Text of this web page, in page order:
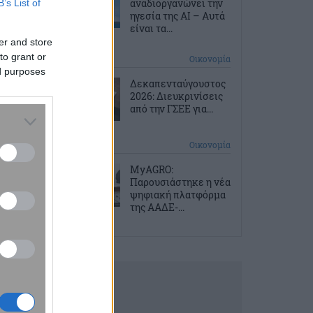
List of
and store
grant or
purposes
αναδιοργανώνει την
ηγεσία της AI – Αυτά
είναι τα...
2 ώρες πριν Οικονομία
Δεκαπενταύγουστος
2026: Διευκρινίσεις
από την ΓΣΕΕ για...
Οικονομία
ΜyAGRO:
Παρουσιάστηκε η νέα
ψηφιακή πλατφόρμα
της ΑΑΔΕ-...